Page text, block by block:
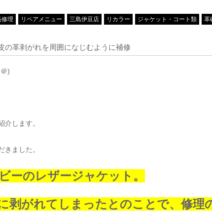
理 リペアメニュー 三島伊豆店 リカラー ジャケット・コート類 革
の革剥がれを周囲になじむように補修
)
介します。
きました。
ーのレザージャケット。
剥がれてしまったとのことで、修理